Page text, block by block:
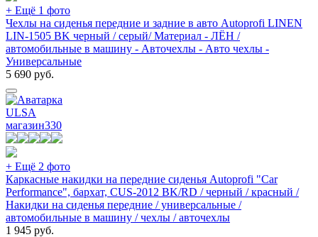
+ Ещё 1 фото
Чехлы на сиденья передние и задние в авто Autoprofi LINEN
LIN-1505 BK черный / серый/ Материал - ЛЁН /
автомобильные в машину - Авточехлы - Авто чехлы -
Универсальные
5 690 руб.
ULSA
магазин330
+ Ещё 2 фото
Каркасные накидки на передние сиденья Autoprofi "Car
Performance", бархат, CUS-2012 BK/RD / черный / красный /
Накидки на сиденья передние / универсальные /
автомобильные в машину / чехлы / авточехлы
1 945 руб.